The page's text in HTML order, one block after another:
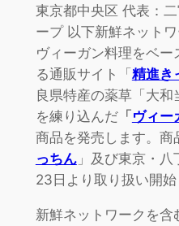
東京都中央区 代表：
ープ 以下新鮮ネット
ヴィーガン料理をベ
る通販サイト「精進き
良県特産の薬草「大和
を練り込んだ「ヴィー
商品を発売します。商
っちん」及び東京・八
23日より取り扱い開始
新鮮ネットワークを